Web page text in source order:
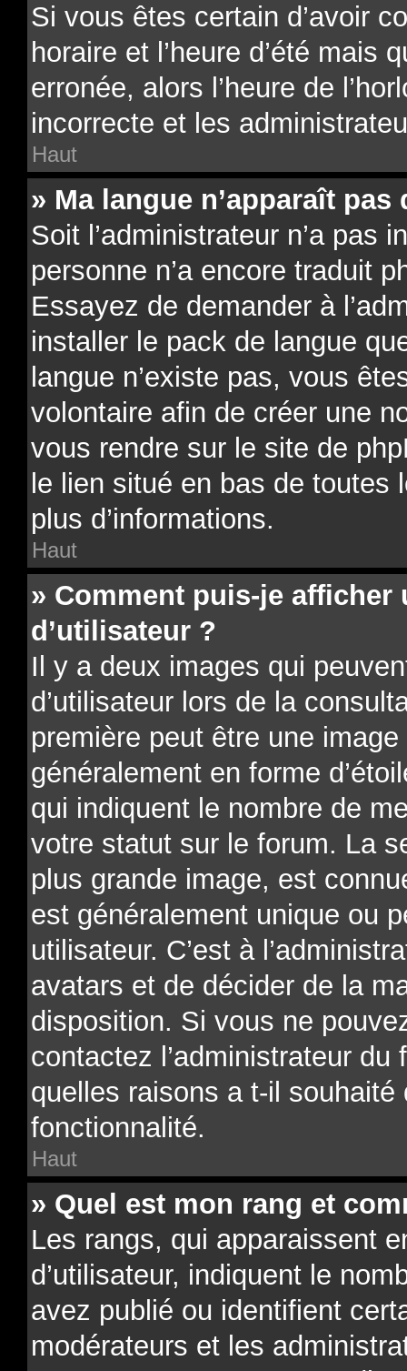
Si vous êtes certain d’avoir
horaire et l’heure d’été mais
erronée, alors l’heure de
incorrecte et les
Haut
» Ma langue n’apparaît
Soit l’administrateur n’a pas
personne n’a encore traduit
Essayez de demander à
installer le pack de langue
langue n’existe pas, vous
volontaire afin de créer une
vous rendre sur le site de
le lien situé en bas de toutes
plus d’informations.
Haut
» Comment puis-je
d’utilisateur ?
Il y a deux images qui
d’utilisateur lors de la
première peut être une
généralement en forme
qui indiquent le nombre de
votre statut sur le forum. La
plus grande image, est
est généralement unique ou
utilisateur. C’est à
avatars et de décider de la
disposition. Si vous ne
contactez l’administrateur
quelles raisons a t-il
fonctionnalité.
Haut
» Quel est mon rang et
Les rangs, qui apparaissent
d’utilisateur, indiquent le
avez publié ou identifient
modérateurs et les